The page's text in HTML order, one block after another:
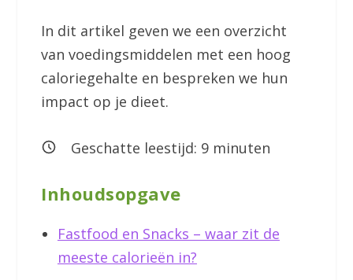
In dit artikel geven we een overzicht
van voedingsmiddelen met een hoog
caloriegehalte en bespreken we hun
impact op je dieet.
Geschatte leestijd: 9 minuten
Inhoudsopgave
Fastfood en Snacks – waar zit de
meeste calorieën in?